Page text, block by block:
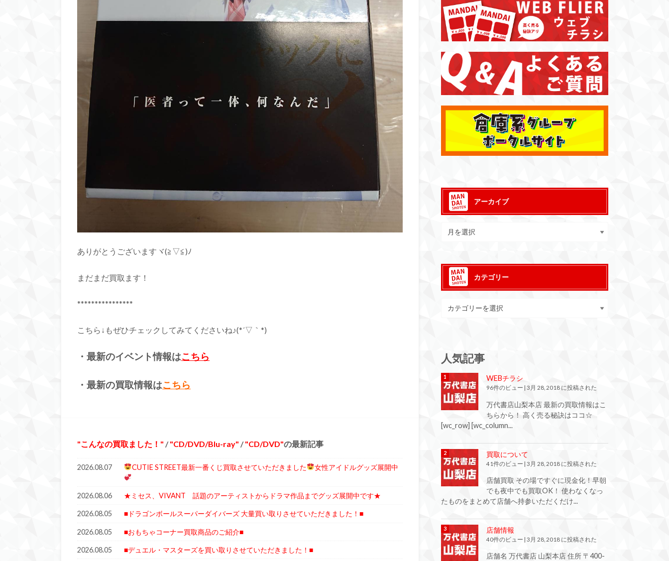
ありがとうございますヾ(≧▽≦)ﾉ
まだまだ買取ます！
****************
こちら↓もぜひチェックしてみてくださいね♪(*´▽｀*)
・最新のイベント情報はこちら
・最新の買取情報はこちら
こんなの買取ました！ / CD/DVD/Blu-ray / CD/DVD の最新記事
2026.08.07 CUTIE STREET最新一番くじ買取させていただきました 女性アイドルグッズ展開中
2026.08.06 ★ミセス、VIVANT 話題のアーティストからドラマ作品までグッズ展開中です★
2026.08.05 ■ドラゴンボールスーパーダイバーズ 大量買い取りさせていただきました！■
2026.08.05 ■おもちゃコーナー買取商品のご紹介■
2026.08.05 ■デュエル・マスターズを買い取りさせていただきました！■
アーカイブ
カテゴリー
人気記事
WEBチラシ
96件のビュー 3月 28, 2018 に投稿された
万代書店山梨本店 最新の買取情報はこ
ちらから！ 高く売る秘訣はココ☆
[wc_row] [wc_column...
買取について
41件のビュー | 3月 28, 2018 に投稿された
店舗買取 その場ですぐに現金化！早朝
でも夜中でも買取OK！ 使わなくなっ
たものをまとめて店舗へ持参いただくだけ...
店舗情報
40件のビュー 3月 28, 2018 に投稿された
店舗名 万代書店 山梨本店 住所 〒400-